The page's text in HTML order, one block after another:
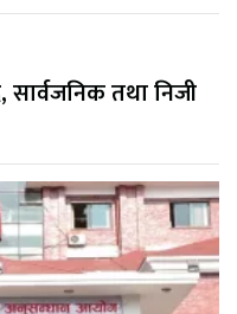
तथा निजी